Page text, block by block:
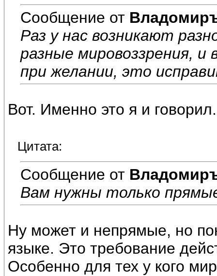
Сообщение от
Раз у нас возникают
разные мировоззрения,
при желании, это
Вот. Именно это я и говорил.
Цитата:
Сообщение от
Вам нужны только
Ну может и непрямые, но
языке. Это требование
Особенно для тех у кого